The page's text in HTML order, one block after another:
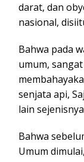
darat, dan
nasional,
Bahwa pada
umum,
senjata api,
lain
Bahwa
Umum